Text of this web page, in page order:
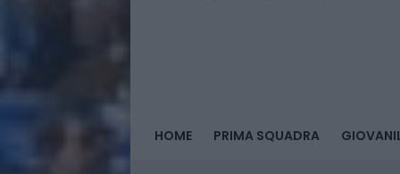
HOME PRIMA SQUADRA